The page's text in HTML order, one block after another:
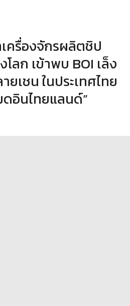
ครื่องจักรผลิตชิป
ลก เข้าพบ BOI เล็ง
ยเชน ในประเทศไทย
อินไทยแลนด์”